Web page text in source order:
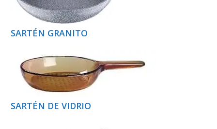
SARTÉN GRANITO
SARTÉN DE VIDRIO